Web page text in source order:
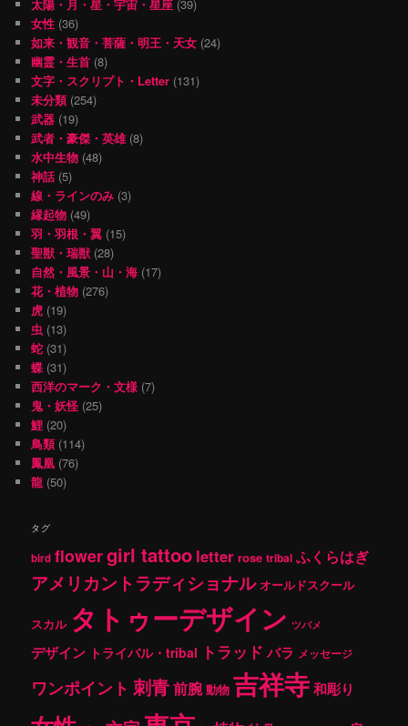
太陽・月・星・宇宙・星座 (39)
女性 (36)
如来・観音・菩薩・明王・天女 (24)
幽霊・生首 (8)
文字・スクリプト・Letter (131)
未分類(254)
武器 (19)
武者・豪傑・英雄(8)
水中生物 (48)
神話 (5)
線・ラインのみ (3)
縁起物 (49)
羽・羽根・翼 (15)
聖獣・瑞獣 (28)
自然・風景・山・海 (17)
花・植物 (276)
虎 (19)
虫 (13)
蛇 (31)
蝶 (31)
西洋のマーク・文様 (7)
鬼・妖怪 (25)
鯉 (20)
鳥類(114)
鳳凰 (76)
龍 (50)
タグ
bird flowergirl tattoo letter rose tribal ふくらはぎ
アメリカントラディショナル オールドスクール
スカル タトゥーデザイン ツバメ
デザイン トライバル・tribal トラッド バラ メッセージ
ワンポイント 刺青前腕 動物 吉祥寺和彫り